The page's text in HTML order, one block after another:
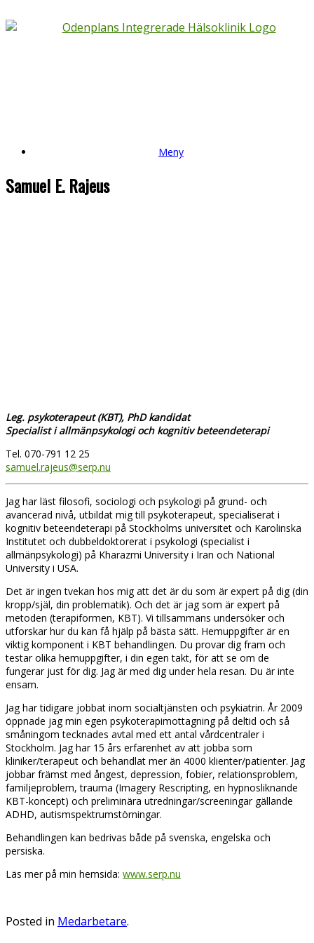
Meny
Samuel E. Rajeus
Leg. psykoterapeut (KBT), PhD kandidat
Specialist i allmänpsykologi och kognitiv beteendeterapi
Tel. 070-791 12 25
samuel.rajeus@serp.nu
Jag har läst filosofi, sociologi och psykologi på grund- och
avancerad nivå, utbildat mig till psykoterapeut, specialiserat i
kognitiv beteendeterapi på Stockholms universitet och Karolinska
Institutet och dubbeldoktorerat i psykologi (specialist i
allmänpsykologi) på Kharazmi University i Iran och National
University i USA.
Det är ingen tvekan hos mig att det är du som är expert på dig (din
kropp/själ, din problematik). Och det är jag som är expert på
metoden (terapiformen, KBT). Vi tillsammans undersöker och
utforskar hur du kan få hjälp på bästa sätt. Hemuppgifter är en
viktig komponent i KBT behandlingen. Du provar dig fram och
testar olika hemuppgifter, i din egen takt, för att se om de
fungerar just för dig. Jag är med dig under hela resan. Du är inte
ensam.
Jag har tidigare jobbat inom socialtjänsten och psykiatrin. År 2009
öppnade jag min egen psykoterapimottagning på deltid och så
småningom tecknades avtal med ett antal vårdcentraler i
Stockholm. Jag har 15 års erfarenhet av att jobba som
kliniker/terapeut och behandlat mer än 4000 klienter/patienter. Jag
jobbar främst med ångest, depression, fobier, relationsproblem,
familjeproblem, trauma (Imagery Rescripting, en hypnosliknande
KBT-koncept) och preliminära utredningar/screeningar gällande
ADHD, autismspektrumstörningar.
Behandlingen kan bedrivas både på svenska, engelska och
persiska.
Läs mer på min hemsida: www.serp.nu
Posted in Medarbetare.